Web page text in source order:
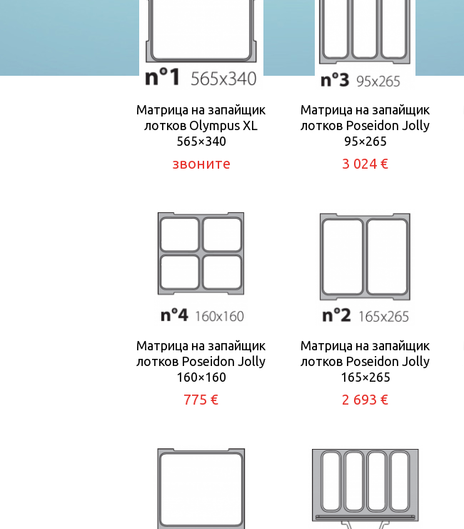
Матрица на запайщик
лотков Olympus XL
565×340
звоните
Матрица на запайщик
лотков Poseidon Jolly
95×265
3 024 €
Матрица на запайщик
лотков Poseidon Jolly
160×160
775 €
Матрица на запайщик
лотков Poseidon Jolly
165×265
2 693 €